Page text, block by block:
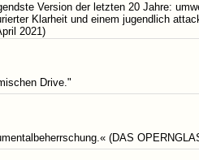
Version der letzten 20 Jahre:
Klarheit und einem jugendlich
2021)
Drive."
(DAS